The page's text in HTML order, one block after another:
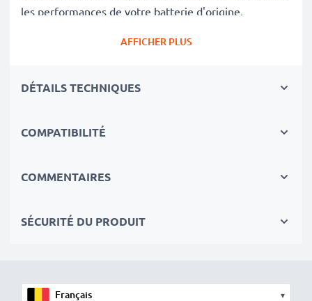
les performances de votre batterie d'origine.
caméras on fait l'objet de contrôles de qualité stricts
de les dépasser.
sont parfaites comme batteries principales,
amateurs.
AFFICHER PLUS
DÉTAILS TECHNIQUES
COMPATIBILITÉ
COMMENTAIRES
SÉCURITÉ DU PRODUIT
▾